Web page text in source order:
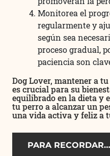
Monitorea el
regularmente y
según sea
proceso gradual,
paciencia son
Dog Lover, mantener a
es crucial para su
equilibrado en la dieta y
tu perro a alcanzar un
una vida activa y feliz a
PARA RECORDAR…